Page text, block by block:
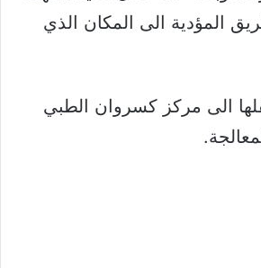
المؤدية الى المكان الذي
الى مركز كسروان الطبي